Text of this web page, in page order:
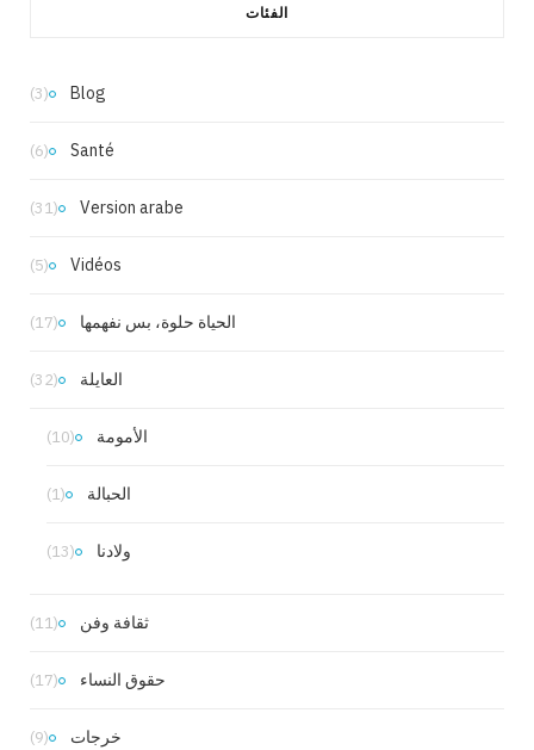
الفئات
Blog
(3)
Santé
(6)
Version arabe
(31)
Vidéos
(5)
الحياة حلوة، بس نفهمها (17)
العايلة (32)
الأمومة (10)
الحبالة (1)
ولادنا (13)
ثقافة وفن (11)
حقوق النساء (17)
خرجات (9)